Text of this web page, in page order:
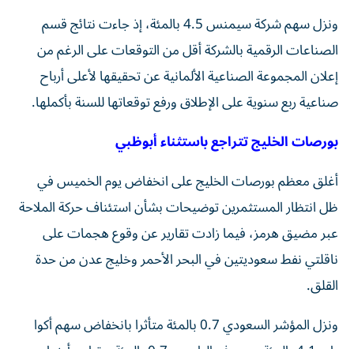
ونزل سهم ⁠شركة سيمنس 4.5 بالمئة، إذ جاءت نتائج قسم
الصناعات الرقمية ​بالشركة أقل من التوقعات على الرغم من
إعلان المجموعة الصناعية الألمانية عن تحقيقها لأعلى أرباح
صناعية ربع سنوية على الإطلاق ورفع توقعاتها ⁠للسنة بأكملها.
بورصات الخليج تتراجع باستثناء أبوظبي
أغلق معظم بورصات الخليج على انخفاض يوم الخميس في
ظل انتظار المستثمرين توضيحات بشأن استئناف حركة الملاحة
عبر مضيق هرمز، فيما زادت تقارير ‌عن وقوع هجمات على
ناقلتي نفط سعوديتين في البحر الأحمر وخليج عدن ​من حدة
⁠القلق.
ونزل المؤشر السعودي 0.7 بالمئة ‌متأثرا بانخفاض سهم أكوا